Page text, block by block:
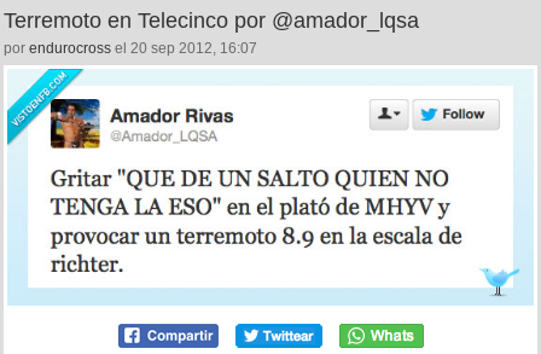
Terremoto en Telecinco por @amador_lqsa
por endurocross el 20 sep 2012, 16:07